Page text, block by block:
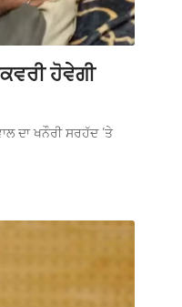
ਹੋਵੇਗੀ
ਦਾ ਖਨੌਰੀ ਸਰਹੱਦ ’ਤੇ